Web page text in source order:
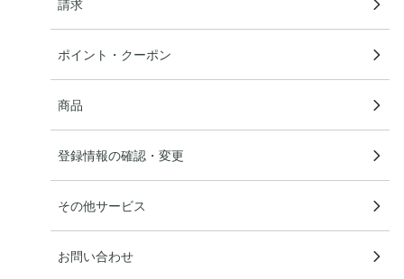
請求
ポイント・クーポン
商品
登録情報の確認・変更
その他サービス
お問い合わせ